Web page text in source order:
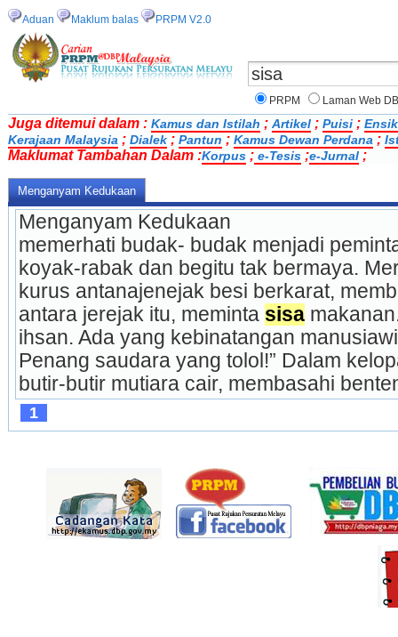
Aduan Maklum balas PRPM V2.0
PRPM Laman Web
Juga ditemui dalam : Kamus dan Istilah ; Artikel ; Puisi ;
Kerajaan Malaysia ; Dialek ; Pantun ; Kamus Dewan Perdana ;
Maklumat Tambahan Dalam :Korpus ; e-Tesis ;e-Jurnal ;
Menganyam Kedukaan
Menganyam Kedukaan
memerhati budak- budak menjadi
koyak-rabak dan begitu tak bermaya.
kurus antanajenejak besi berkarat,
antara jerejak itu, meminta sisa
ihsan. Ada yang kebinatangan
Penang saudara yang tolol!” Dalam
butir-butir mutiara cair, membasahi
1